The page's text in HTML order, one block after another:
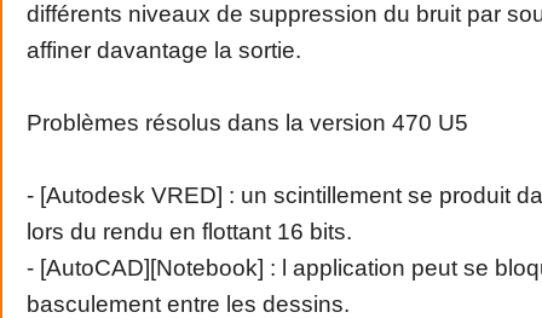
différents niveaux de suppression du bruit par
affiner davantage la sortie.
Problèmes résolus dans la version 470 U5
- [Autodesk VRED] : un scintillement se produit
lors du rendu en flottant 16 bits.
- [AutoCAD][Notebook] : l application peut se
basculement entre les dessins.